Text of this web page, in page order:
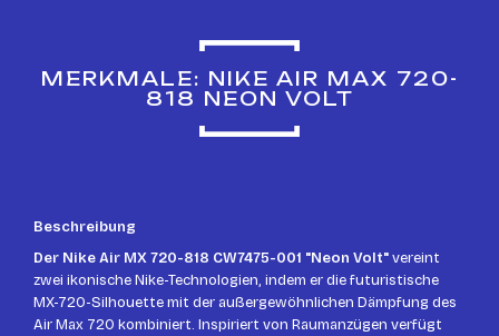
MERKMALE: NIKE AIR MAX 720-
818 NEON VOLT
Beschreibung
Der Nike Air MX 720-818 CW7475-001 "Neon Volt"vereint
zwei ikonische Nike-Technologien, indem er die futuristische
MX-720-Silhouette mit der außergewöhnlichen Dämpfung des
Air Max 720 kombiniert. Inspiriert von Raumanzügen verfügt